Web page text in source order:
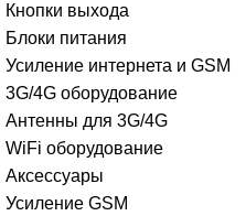
Кнопки выхода
Блоки питания
Усиление интернета и GSM
3G/4G оборудование
Антенны для 3G/4G
WiFi оборудование
Аксессуары
Усиление GSM